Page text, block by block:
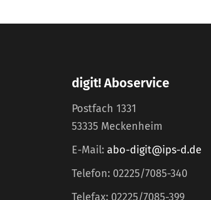
digit! Aboservice
Postfach 1331
53335 Meckenheim
E-Mail: abo-digit@ips-d.de
Telefon: 02225/7085-340
Telefax: 02225/7085-399